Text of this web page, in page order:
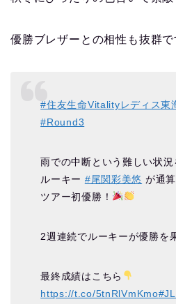
優勝ブレザーとの相性も抜群で
#住友生命Vitalityレディス東
#Round3
雨での中断という難しい状
ルーキー #尾関彩美悠 が通
ツアー初優勝！
2週連続でルーキーが優勝を
最終成績はこちら
https://t.co/5tnRlVmKmo